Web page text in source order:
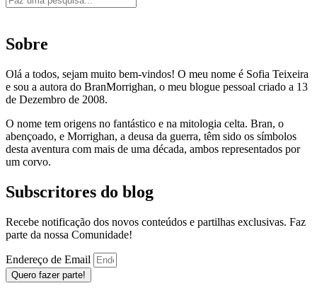
Sobre
Olá a todos, sejam muito bem-vindos! O meu nome é Sofia Teixeira
e sou a autora do BranMorrighan, o meu blogue pessoal criado a 13
de Dezembro de 2008.
O nome tem origens no fantástico e na mitologia celta. Bran, o
abençoado, e Morrighan, a deusa da guerra, têm sido os símbolos
desta aventura com mais de uma década, ambos representados por
um corvo.
Subscritores do blog
Recebe notificação dos novos conteúdos e partilhas exclusivas. Faz
parte da nossa Comunidade!
Endereço de Email
Quero fazer parte!